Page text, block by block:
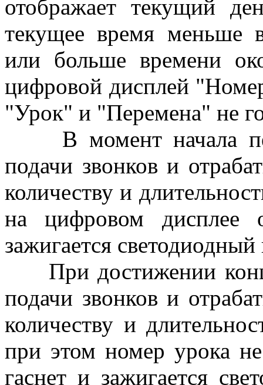
отображает текущий
текущее время меньше
или больше времени
цифровой дисплей
"Урок" и "Перемена" не
В момент начала
подачи звонков и
количеству и
на цифровом дисплее
зажигается
При достижении
подачи звонков и
количеству и
при этом номер урока
гаснет и зажигается